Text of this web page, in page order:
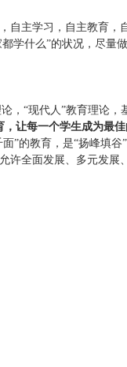
主学习，自主教育，
学什么”的状况，尽量
，“现代人”教育理论，
让每一个学生成为最
”的教育，是“扬峰填
许全面发展、多元发展